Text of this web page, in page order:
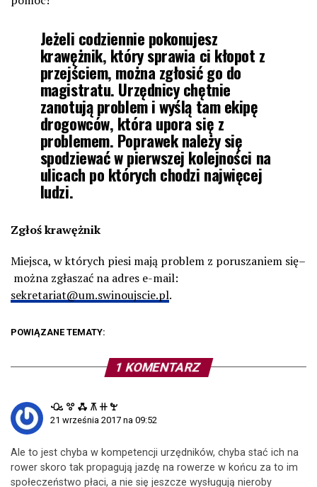
Jeżeli codziennie pokonujesz
krawężnik, który sprawia ci kłopot z
przejściem, można zgłosić go do
magistratu. Urzędnicy chętnie
zanotują problem i wyślą tam ekipę
drogowców, która upora się z
problemem. Poprawek należy się
spodziewać w pierwszej kolejności na
ulicach po których chodzi najwięcej
ludzi.
Zgłoś krawężnik
Miejsca, w których piesi mają problem z poruszaniem się–
można zgłaszać na adres e-mail:
sekretariat@um.swinoujscie.pl.
POWIĄZANE TEMATY:
1 KOMENTARZ
ꘐ ꖜ ꗈ ꕧ ꔠ ꖟ
21 września 2017 na 09:52
Ale to jest chyba w kompetencji urzędników, chyba stać ich na
rower skoro tak propagują jazdę na rowerze w końcu za to im
społeczeństwo płaci, a nie się jeszcze wysługują nieroby